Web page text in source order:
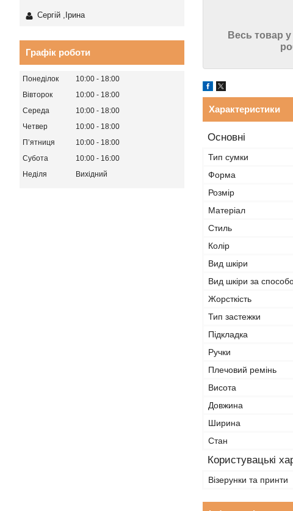
Весь товар
Характеристики
Основні
Тип сумки
Форма
Розмір
Матеріал
Стиль
Колір
Вид шкіри
Вид шкіри за
Жорсткість
Тип застежки
Підкладка
Ручки
Плечовий ремінь
Висота
Довжина
Ширина
Стан
Користувацькi
Візерунки та принти
Сергій ,Ірина
Графік роботи
Понеділок 10:00
18:00
Вівторок
10:00
18:00
Середа
10:00
18:00
Четвер
10:00
18:00
Пʼятниця
10:00
18:00
Субота
10:00
16:00
Неділя
Вихідний